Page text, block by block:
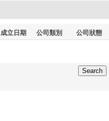
成立日期 公司類別 公司狀態